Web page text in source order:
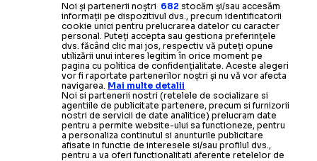
Noi și partenerii noștri 682 stocăm și/sau accesăm
informații pe dispozitivul dvs., precum identificatorii
cookie unici pentru prelucrarea datelor cu caracter
personal. Puteți accepta sau gestiona preferințele
dvs. făcând clic mai jos, respectiv vă puteți opune
utilizării unui interes legitim în orice moment pe
pagina cu politica de confidențialitate. Aceste alegeri
vor fi raportate partenerilor noștri și nu vă vor afecta
navigarea. Mai multe detalii
Noi si partenerii nostri (retelele de socializare si
agentiile de publicitate partenere, precum si furnizorii
nostri de servicii de date analitice) prelucram date
pentru a permite website-ului sa functioneze, pentru
a personaliza continutul si anunturile publicitare
afisate in functie de interesele si/sau profilul dvs.,
pentru a va oferi functionalitati aferente retelelor de